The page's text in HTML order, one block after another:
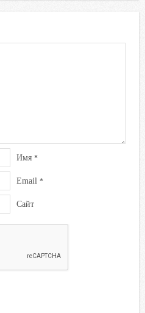
Имя *
Email *
Сайт